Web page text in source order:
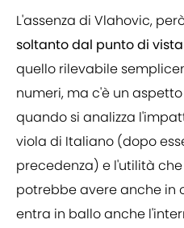
L'assenza di Vlahovic,
soltanto dal punto di
quello rilevabile
numeri, ma c'è un
quando si analizza
viola di Italiano (dopo
precedenza) e l'utilità
potrebbe avere anche in
entra in ballo anche